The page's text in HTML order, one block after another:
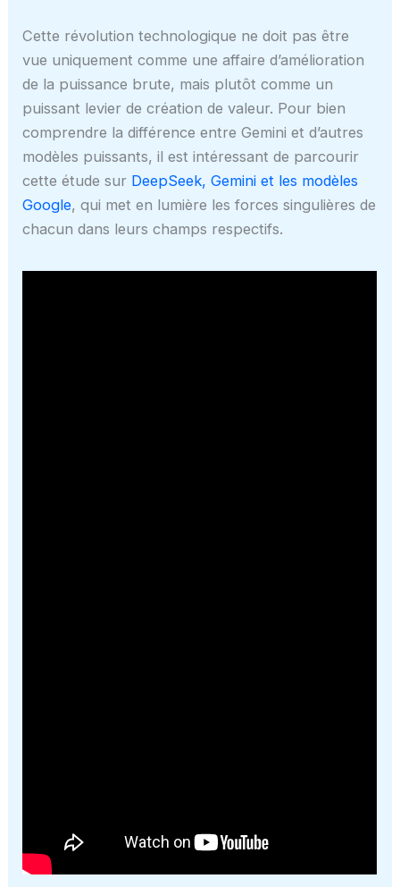
Cette révolution technologique ne doit pas être
vue uniquement comme une affaire d’amélioration
de la puissance brute, mais plutôt comme un
puissant levier de création de valeur. Pour bien
comprendre la différence entre Gemini et d’autres
modèles puissants, il est intéressant de parcourir
cette étude sur DeepSeek, Gemini et les modèles
Google, qui met en lumière les forces singulières de
chacun dans leurs champs respectifs.